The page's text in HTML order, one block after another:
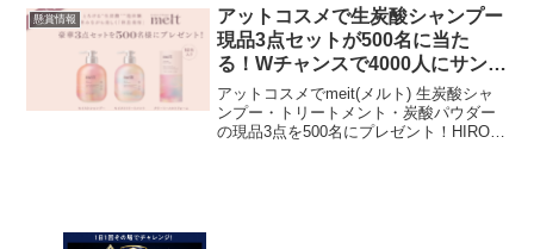
日(月)～11月30日(火) 23:59当選者はウ...
懸賞情報
アットコスメで生炭酸シャンプー
現品3点セットが500名に当た
る！Wチャンスで4000人にサンプ
ルも！
アットコスメでmeit(メルト) 生炭酸シャ
ンプー・トリートメント・炭酸パウダー
の現品3点を500名にプレゼント！HIROさ